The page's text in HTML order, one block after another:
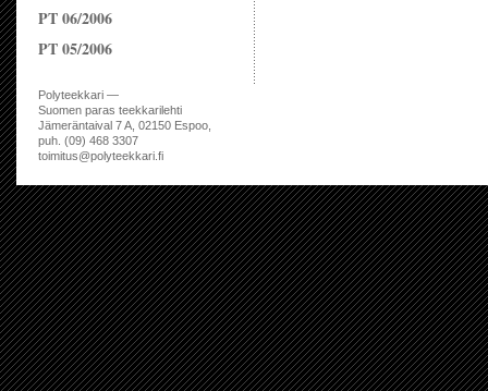
PT 06/2006
PT 05/2006
Polyteekkari —
Suomen paras teekkarilehti
Jämeräntaival 7 A, 02150 Espoo,
puh. (09) 468 3307
toimitus@polyteekkari.fi